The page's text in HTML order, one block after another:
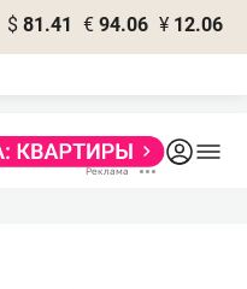
$ 81.41 € 94.06 ¥ 12.06